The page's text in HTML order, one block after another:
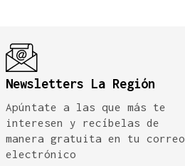
Newsletters La Región
Apúntate a las que más te
interesen y recíbelas de
manera gratuita en tu correo
electrónico